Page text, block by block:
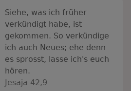
Siehe, was ich früher
verkündigt habe, ist
gekommen. So verkündige
ich auch Neues; ehe denn
es sprosst, lasse ich's euch
hören.
Jesaja 42,9